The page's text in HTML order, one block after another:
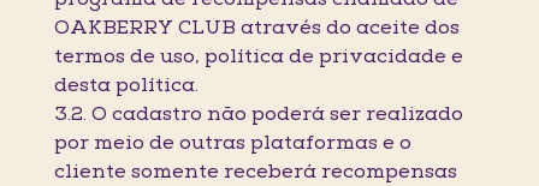
OAKBERRY CLUB através do aceite dos
termos de uso, política de privacidade e
desta política.
3.2. O cadastro não poderá ser realizado
por meio de outras plataformas e o
cliente somente receberá recompensas